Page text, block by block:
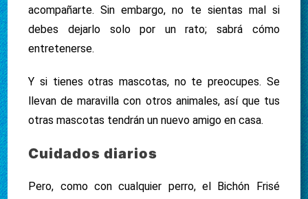
acompañarte. Sin embargo, no te sientas mal si
debes dejarlo solo por un rato; sabrá cómo
entretenerse.
Y si tienes otras mascotas, no te preocupes. Se
llevan de maravilla con otros animales, así que tus
otras mascotas tendrán un nuevo amigo en casa.
Cuidados diarios
Pero, como con cualquier perro, el Bichón Frisé